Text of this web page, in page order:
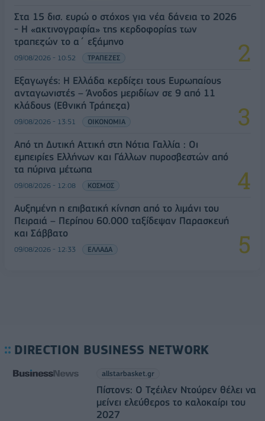
Στα 15 δισ. ευρώ ο στόχος για νέα δάνεια το 2026
- Η «ακτινογραφία» της κερδοφορίας των
τραπεζών το α΄ εξάμηνο
09/08/2026 - 10:52 ΤΡΑΠΕΖΕΣ
Εξαγωγές: Η Ελλάδα κερδίζει τους Ευρωπαίους
ανταγωνιστές – Άνοδος μεριδίων σε 9 από 11
κλάδους (Εθνική Τράπεζα)
09/08/2026 - 13:51 ΟΙΚΟΝΟΜΙΑ
Από τη Δυτική Αττική στη Νότια Γαλλία : Οι
εμπειρίες Ελλήνων και Γάλλων πυροσβεστών από
τα πύρινα μέτωπα
09/08/2026 - 12:08 ΚΟΣΜΟΣ
Αυξημένη η επιβατική κίνηση από το λιμάνι του
Πειραιά – Περίπου 60.000 ταξίδεψαν Παρασκευή
και Σάββατο
09/08/2026 - 12:33 ΕΛΛΑΔΑ
DIRECTION BUSINESS NETWORK
allstarbasket.gr
Πίστονς: Ο Τζέιλεν Ντούρεν θέλει να
μείνει ελεύθερος το καλοκαίρι του
2027